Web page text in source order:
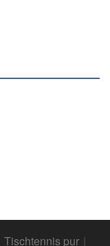
Tischtennis pur |